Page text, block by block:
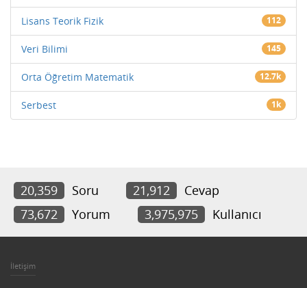
Lisans Teorik Fizik 112
Veri Bilimi 145
Orta Öğretim Matematik 12.7k
Serbest 1k
20,359 Soru 21,912
Cevap
73,672
Yorum 3,975,975 Kullanıcı
İletişim